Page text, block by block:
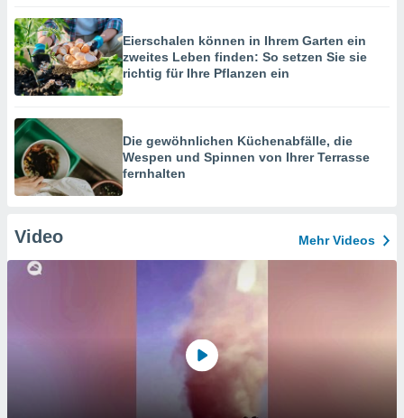
Eierschalen können in Ihrem Garten ein
zweites Leben finden: So setzen Sie sie
richtig für Ihre Pflanzen ein
Die gewöhnlichen Küchenabfälle, die
Wespen und Spinnen von Ihrer Terrasse
fernhalten
Video Mehr Videos